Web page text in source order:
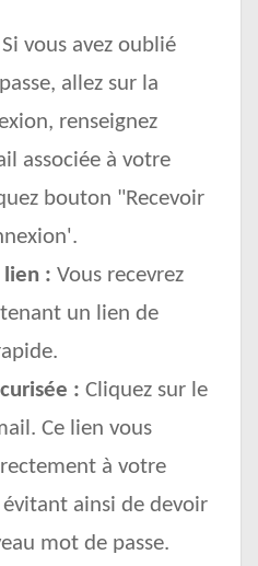
Si vous avez oublié
allez sur la
renseignez
associée à votre
bouton "Recevoir
lien : Vous recevrez
un lien de
: Cliquez sur le
Ce lien vous
à votre
ainsi de devoir
mot de passe.